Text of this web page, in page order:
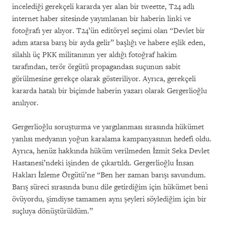
incelediği gerekçeli kararda yer alan bir tweette, T24 adlı
internet haber sitesinde yayımlanan bir haberin linki ve
fotoğrafı yer alıyor. T24’ün editöryel seçimi olan “Devlet bir
adım atarsa barış bir ayda gelir” başlığı ve habere eşlik eden,
silahlı üç PKK militanının yer aldığı fotoğraf hakim
tarafından, terör örgütü propagandası suçunun sabit
görülmesine gerekçe olarak gösteriliyor. Ayrıca, gerekçeli
kararda hatalı bir biçimde haberin yazarı olarak Gergerlioğlu
anılıyor.
Gergerlioğlu soruşturma ve yargılanması sırasında hükümet
yanlısı medyanın yoğun karalama kampanyasının hedefi oldu.
Ayrıca, henüz hakkında hüküm verilmeden İzmit Seka Devlet
Hastanesi’ndeki işinden de çıkartıldı. Gergerlioğlu İnsan
Hakları İzleme Örgütü’ne “Ben her zaman barışı savundum.
Barış süreci sırasında bunu dile getirdiğim için hükümet beni
övüyordu, şimdiyse tamamen aynı şeyleri söylediğim için bir
suçluya dönüştürüldüm.”